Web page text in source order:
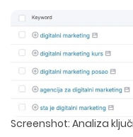
Screenshot: Analiza